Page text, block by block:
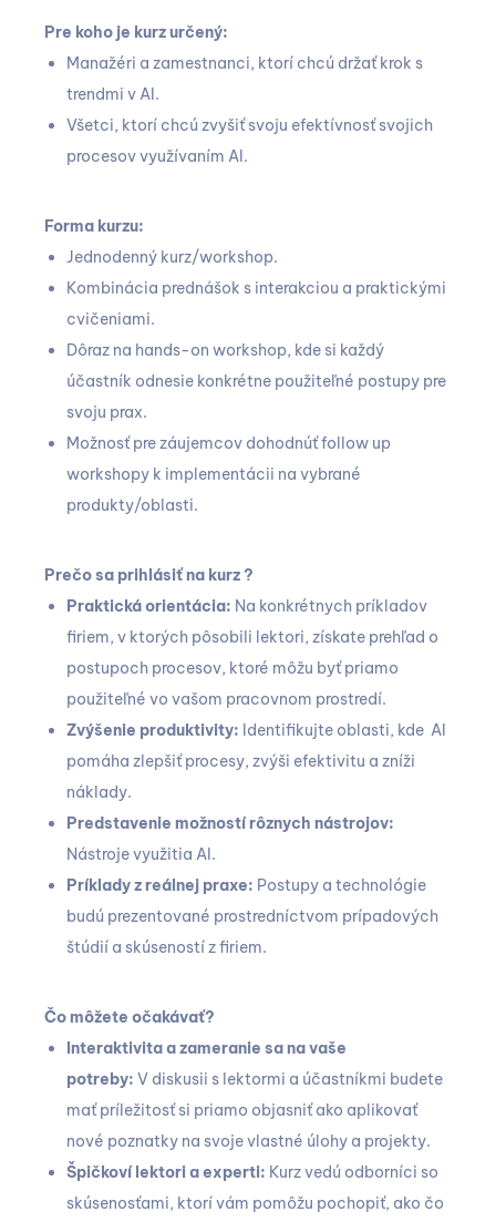
Pre koho je kurz určený:
Manažéri a zamestnanci, ktorí chcú držať krok s
trendmi v AI.
Všetci, ktorí chcú zvyšiť svoju efektívnosť svojich
procesov využívaním AI.
Forma kurzu:
Jednodenný kurz/workshop.
Kombinácia prednášok s interakciou a praktickými
cvičeniami.
Dôraz na hands-on workshop, kde si každý
účastník odnesie konkrétne použiteľné postupy pre
svoju prax.
Možnosť pre záujemcov dohodnúť follow up
workshopy k implementácii na vybrané
produkty/oblasti.
Prečo sa prihlásiť na kurz ?
Praktická orientácia: Na konkrétnych príkladov
firiem, v ktorých pôsobili lektori, získate prehľad o
postupoch procesov, ktoré môžu byť priamo
použiteľné vo vašom pracovnom prostredí.
Zvýšenie produktivity: Identifikujte oblasti, kde AI
pomáha zlepšiť procesy, zvýši efektivitu a zníži
náklady.
Predstavenie možností rôznych nástrojov:
Nástroje využitia AI.
Príklady z reálnej praxe: Postupy a technológie
budú prezentované prostredníctvom prípadových
štúdií a skúseností z firiem.
Čo môžete očakávať?
Interaktivita a zameranie sa na vaše
potreby: V diskusii s lektormi a účastníkmi budete
mať príležitosť si priamo objasniť ako aplikovať
nové poznatky na svoje vlastné úlohy a projekty.
Špičkoví lektori a experti: Kurz vedú odborníci so
skúsenosťami, ktorí vám pomôžu pochopiť, ako čo